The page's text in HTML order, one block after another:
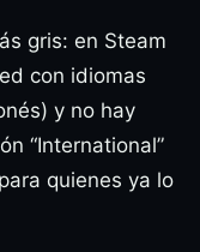
gris: en Steam
con idiomas
y no hay
“International”
quienes ya lo